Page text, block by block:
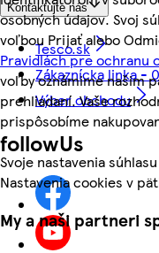
osobných údajov. Svoj
voľbou Prijať alebo
Pravidlách pre ochranu
voľby oznámime našim
prehliadaní. Vaše
prispôsobíme
Svoje nastavenia
Nastavenia cookies v
My a naši partneri
Kontaktujte nás
Tesco.sk
Zákaznícka linka -
Výber obchodu
followUs